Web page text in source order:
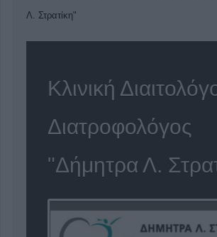
Λ. Στρατίκη"
Κλινική
Διατροφολόγος
"Δήμητρα Λ.